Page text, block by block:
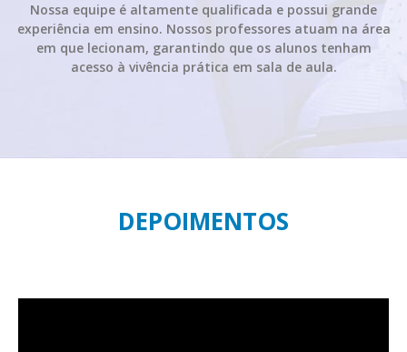
Nossa equipe é altamente qualificada e possui grande
experiência em ensino. Nossos professores atuam na área
em que lecionam, garantindo que os alunos tenham
acesso à vivência prática em sala de aula.
DEPOIMENTOS